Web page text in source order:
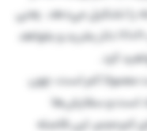
را تشکیل می‌دهد. یعنی
به قیمت ask در 71020 دلار بخرید و بخواهد
معمولا کم است، چون
است و سفارش‌ها
کم‌حجم، این فاصله